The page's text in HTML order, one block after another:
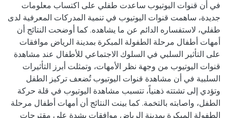
في أن قنوات اليوتيوب ساعدت طفلي على اكتساب معلومات
جديدة، ساهمت قنوات اليوتيوب في تنمية المدركات المعرفية لدى
طفلي، لاستفساره الدائم عن ما يشاهده. كما أوضحت النتائج أن
أمهات أطفال مرحلة الطفولة المبكرة بمدينة الرياض موافقات
على التأثير السلبي في السلوك الاجتماعي للأطفال عند مشاهدة
قنوات اليوتيوب من وجهة نظر الأمهات، وتمثلت أبرز التأثيرات
السلبية في أن مشاهدة قنوات اليوتيوب تُضعف تركيز الطفل
وتؤدي إلى تشتته ذهنياً، تتسبب مشاهدة اليوتيوب في قلة حركة
الطفل، واصابته بالتخمة. كما بينت النتائج أن أمهات أطفال مرحلة
الطفولة المبكرة بمدينة الرياض موافقات بشدة على مقترحات